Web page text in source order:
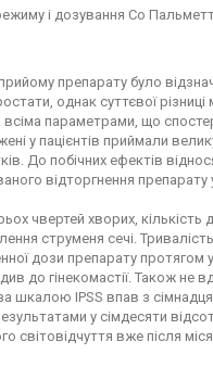
і дозування Со
препарату було
однак суттєвої різниці
параметрами, що
у пацієнтів приймали
побічних ефектів
відторгнення
чвертей хворих, кількість
струменя сечі.
дози препарату
до гінекомастії. Також не
шкалою IPSS впав з
у сімдесяти
вже після